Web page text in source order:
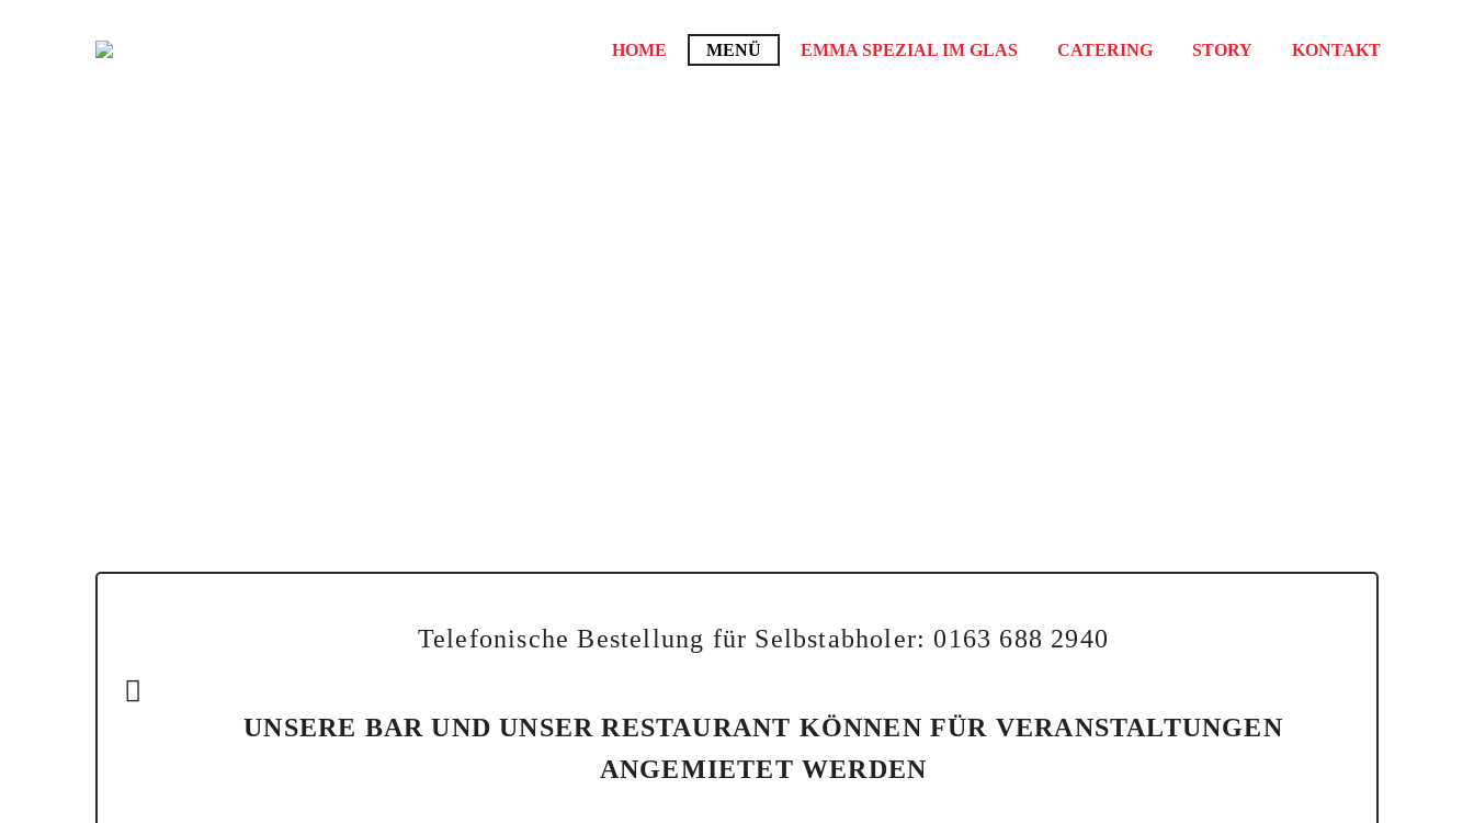
HOME MENÜ EMMA SPEZIAL IM GLAS CATERING STORY KONTAKT
Telefonische Bestellung für Selbstabholer: 0163 688 2940
UNSERE BAR UND UNSER RESTAURANT KÖNNEN FÜR VERANSTALTUNGEN
ANGEMIETET WERDEN